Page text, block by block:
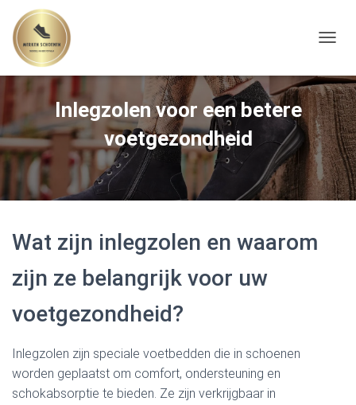
Inlegzolen voor een betere
voetgezondheid
Wat zijn inlegzolen en waarom
zijn ze belangrijk voor uw
voetgezondheid?
Inlegzolen zijn speciale voetbedden die in schoenen
worden geplaatst om comfort, ondersteuning en
schokabsorptie te bieden. Ze zijn verkrijgbaar in